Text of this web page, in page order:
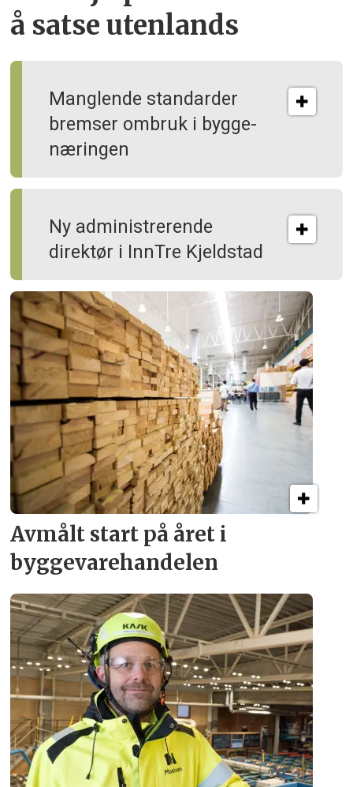
å satse utenlands
Manglende standarder
bremser ombruk i bygge­
næringen
Ny administrerende
direktør i InnTre Kjeldstad
Avmålt start på året i
byggevare­handelen